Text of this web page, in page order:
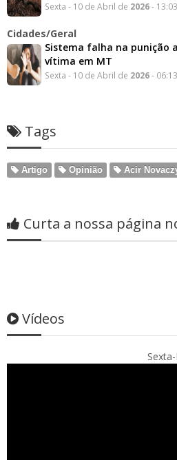
Sexta - 10 de Abril de 2026- 13:03
Cidades/Geral
Sistema falha na punição
vítima em MT
Sexta - 10 de Abril de 2026- 06:13
Tags
Artigo Opinião Acir
Curta a nossa página
Vídeos